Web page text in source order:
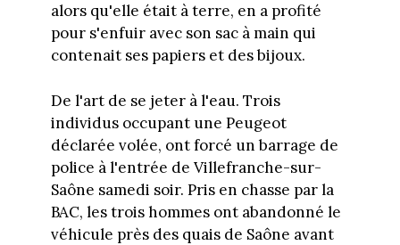
alors qu'elle était à terre, en a profité
pour s'enfuir avec son sac à main qui
contenait ses papiers et des bijoux.
De l'art de se jeter à l'eau. Trois
individus occupant une Peugeot
déclarée volée, ont forcé un barrage de
police à l'entrée de Villefranche-sur-
Saône samedi soir. Pris en chasse par la
BAC, les trois hommes ont abandonné le
véhicule près des quais de Saône avant